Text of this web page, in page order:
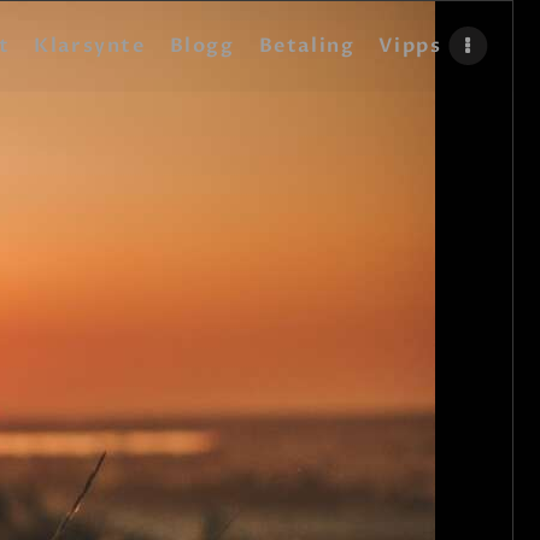
Klarsynte Blogg Betaling Vipps